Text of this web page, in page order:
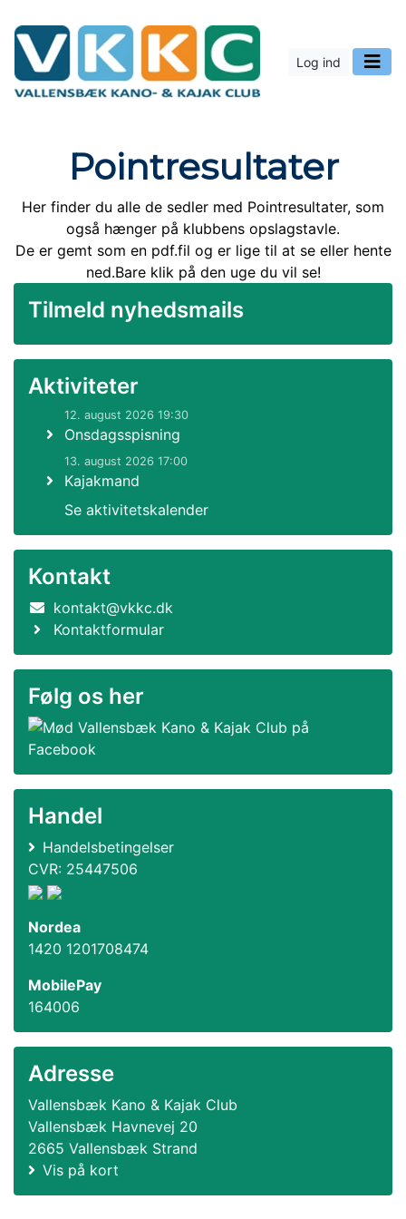
Log ind
Pointresultater
Her finder du alle de sedler med Pointresultater, som
også hænger på klubbens opslagstavle.
De er gemt som en pdf.fil og er lige til at se eller hente
ned.Bare klik på den uge du vil se!
Tilmeld nyhedsmails
Aktiviteter
12. august 2026 19:30
Onsdagsspisning
13. august 2026 17:00
Kajakmand
Se aktivitetskalender
Kontakt
kontakt@vkkc.dk
Kontaktformular
Følg os her
Handel
Handelsbetingelser
CVR: 25447506
Nordea
1420 1201708474
MobilePay
164006
Adresse
Vallensbæk Kano & Kajak Club
Vallensbæk Havnevej 20
2665 Vallensbæk Strand
Vis på kort